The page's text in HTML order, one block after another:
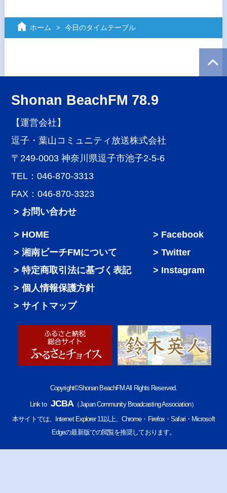
ホーム 今日のタイムテーブル
Shonan BeachFM 78.9
【運営会社】
逗子・葉山コミュニティ放送株式会社
〒249-0003 神奈川県逗子市池子2-5-6
TEL：046-870-3313
FAX：046-870-3323
> お問い合わせ
HOME
湘南ビーチFMについて
特定商取引法に基づく表記
個人情報保護方針
サイトマップ
Facebook
Twitter
Instagram
Copyright©Shonan BeachFM All Rights Reserved.
Link to JCBA（Japan Community Broadcasting Association）
本サイトでは、Internet Explorer 11以上、Chrome・Firefox・Safari・Microsoft
Edgeの最新版での閲覧を推奨しております。